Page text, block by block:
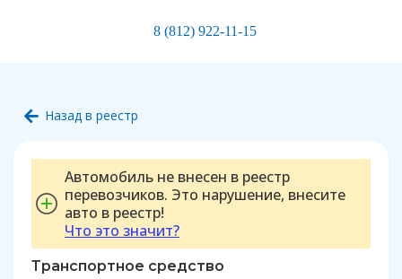
8 (812) 922-11-15
Назад в реестр
Автомобиль не внесен в реестр
перевозчиков. Это нарушение, внесите
авто в реестр!
Что это значит?
Транспортное средство